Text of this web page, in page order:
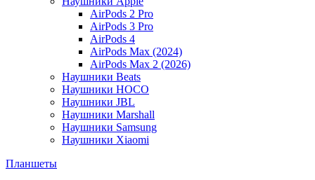
AirPods 2 Pro
AirPods 3 Pro
AirPods 4
AirPods Max (2024)
AirPods Max 2 (2026)
Наушники Beats
Наушники HOCO
Наушники JBL
Наушники Marshall
Наушники Samsung
Наушники Xiaomi
Планшеты